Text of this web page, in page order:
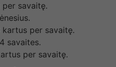
per savaitę.
kartus per savaitę.
savaites.
per savaitę.